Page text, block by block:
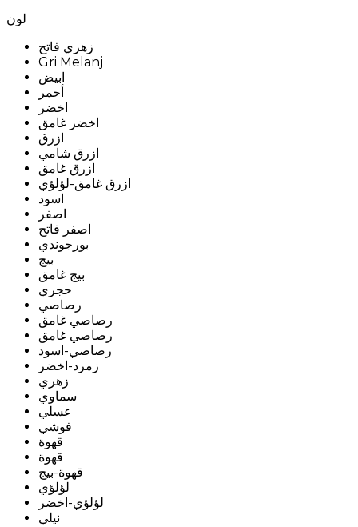
لون
زهري فاتح
Gri Melanj
ابيض
أحمر
اخضر
اخضر غامق
ازرق
ازرق شامي
ازرق غامق
ازرق غامق-لؤلؤي
اسود
اصفر
اصفر فاتح
بورجوندي
بيج
بيج غامق
حجري
رصاصي
رصاصي غامق
رصاصي غامق
رصاصي-اسود
زمرد-اخضر
زهري
سماوي
عسلي
فوشي
قهوة
قهوة
قهوة-بيج
لؤلؤي
لؤلؤي-اخضر
نيلي